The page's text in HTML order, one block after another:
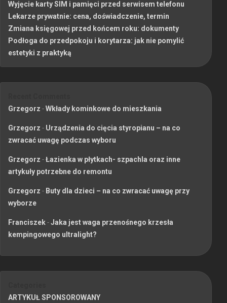
Wyjęcie karty SIM i pamięci przed serwisem telefonu
Lekarze prywatnie: cena, doświadczenie, termin
Zmiana księgowej przed końcem roku: dokumenty
Podłoga do przedpokoju i korytarza: jak nie pomylić
estetyki z praktyką
Grzegorz -Wkłady kominkowe do mieszkania
Grzegorz - Urządzenia do cięcia styropianu – na co
zwracać uwagę podczas wyboru
Grzegorz -Łazienka w płytkach- szpachla oraz inne
artykuły potrzebne do remontu
Grzegorz - Buty dla dzieci – na co zwracać uwagę przy
wyborze
Franciszek-Jaka jest waga przenośnego krzesła
kempingowego ultralight?
ARTYKUŁ SPONSOROWANY